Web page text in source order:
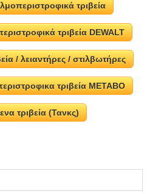
τριβεία
τριβεία DEWALT
/ λειαντήρες / στιλβωτήρες
τριβεία METABO
τριβεία (Τανκς)